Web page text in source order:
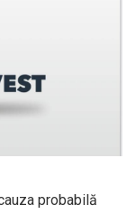
probabilă